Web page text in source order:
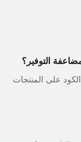
على المنتجات